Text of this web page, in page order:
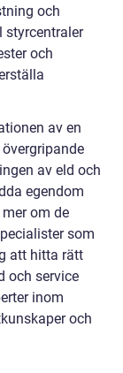
och
styrcentraler
och
av en
av eld och
egendom
om de
som
att hitta rätt
och service
inom
och